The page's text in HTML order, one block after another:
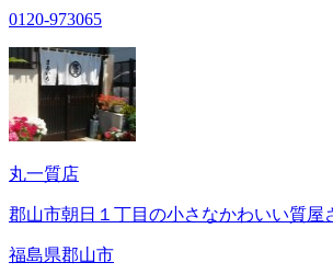
0120-973065
丸一質店
郡山市朝日１丁目の小さなかわいい質屋
福島県郡山市